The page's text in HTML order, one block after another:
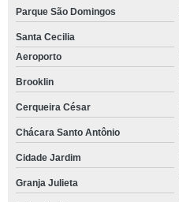
Parque São Domingos
Santa Cecilia
Aeroporto
Brooklin
Cerqueira César
Chácara Santo Antônio
Cidade Jardim
Granja Julieta